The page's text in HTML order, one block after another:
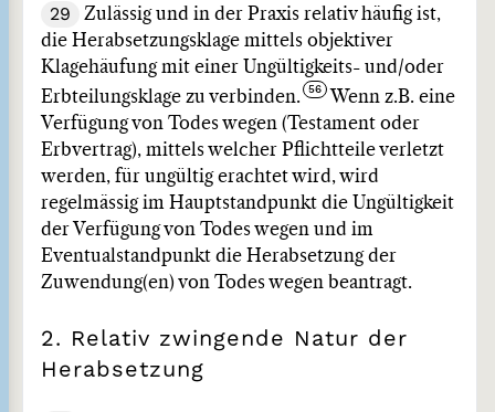
29
Zulässig und in der Praxis relativ häufig ist,
die Herabsetzungsklage mittels objektiver
Klagehäufung mit einer Ungültigkeits- und/oder
Erbteilungsklage zu verbinden.
Wenn z.B. eine
Verfügung von Todes wegen (Testament oder
Erbvertrag), mittels welcher Pflichtteile verletzt
werden, für ungültig erachtet wird, wird
regelmässig im Hauptstandpunkt die Ungültigkeit
der Verfügung von Todes wegen und im
Eventualstandpunkt die Herabsetzung der
Zuwendung(en) von Todes wegen beantragt.
2. Relativ zwingende Natur der
Herabsetzung